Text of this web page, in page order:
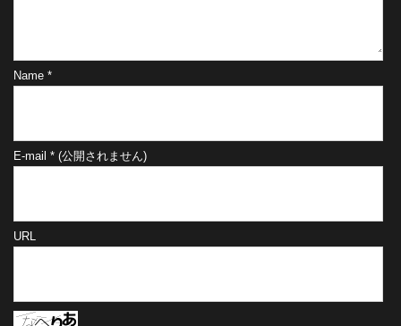
Name *
E-mail * (公開されません)
URL